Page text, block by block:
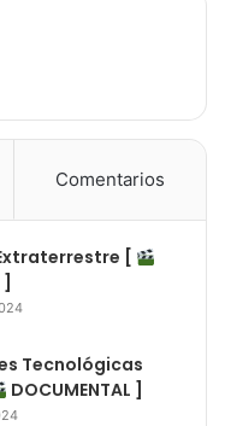
Comentarios
[
Tecnológicas
DOCUMENTAL ]